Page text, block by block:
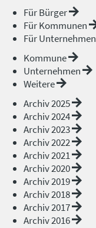
Für Bürger
Für Kommunen
Für Unternehmen
Kommune
Unternehmen
Weitere
Archiv 2025
Archiv 2024
Archiv 2023
Archiv 2022
Archiv 2021
Archiv 2020
Archiv 2019
Archiv 2018
Archiv 2017
Archiv 2016